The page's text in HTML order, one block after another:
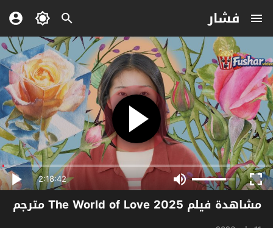
فشار
2:18:42
مشاهدة فيلم The World of Love 2025 مترجم